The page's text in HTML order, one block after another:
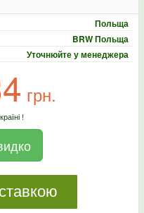
Польща
BRW Польща
Уточнюйте у менеджера
грн.
!